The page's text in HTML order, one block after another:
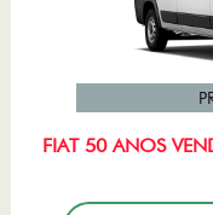
FIAT 50 ANOS